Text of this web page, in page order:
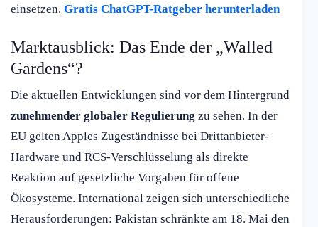
einsetzen. Gratis ChatGPT-Ratgeber herunterladen
Marktausblick: Das Ende der „Walled
Gardens“?
Die aktuellen Entwicklungen sind vor dem Hintergrund
zunehmender globaler Regulierung zu sehen. In der
EU gelten Apples Zugeständnisse bei Drittanbieter-
Hardware und RCS-Verschlüsselung als direkte
Reaktion auf gesetzliche Vorgaben für offene
Ökosysteme. International zeigen sich unterschiedliche
Herausforderungen: Pakistan schränkte am 18. Mai den